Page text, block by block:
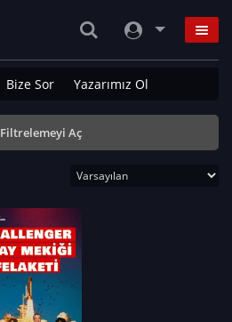
Bize Sor Yazarımız Ol
Filtrelemeyi Aç